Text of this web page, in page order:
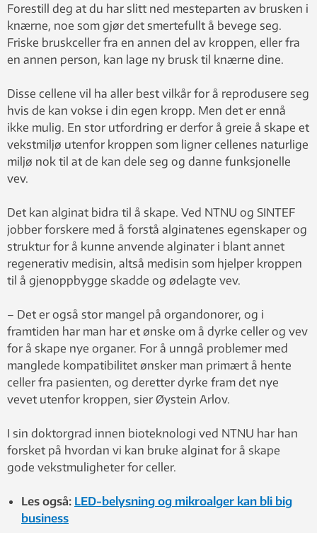
Forestill deg at du har slitt ned mesteparten av brusken i
knærne, noe som gjør det smertefullt å bevege seg.
Friske bruskceller fra en annen del av kroppen, eller fra
en annen person, kan lage ny brusk til knærne dine.
Disse cellene vil ha aller best vilkår for å reprodusere seg
hvis de kan vokse i din egen kropp. Men det er ennå
ikke mulig. En stor utfordring er derfor å greie å skape et
vekstmiljø utenfor kroppen som ligner cellenes naturlige
miljø nok til at de kan dele seg og danne funksjonelle
vev.
Det kan alginat bidra til å skape. Ved NTNU og SINTEF
jobber forskere med å forstå alginatenes egenskaper og
struktur for å kunne anvende alginater i blant annet
regenerativ medisin, altså medisin som hjelper kroppen
til å gjenoppbygge skadde og ødelagte vev.
– Det er også stor mangel på organdonorer, og i
framtiden har man har et ønske om å dyrke celler og vev
for å skape nye organer. For å unngå problemer med
manglede kompatibilitet ønsker man primært å hente
celler fra pasienten, og deretter dyrke fram det nye
vevet utenfor kroppen, sier Øystein Arlov.
I sin doktorgrad innen bioteknologi ved NTNU har han
forsket på hvordan vi kan bruke alginat for å skape
gode vekstmuligheter for celler.
Les også: LED-belysning og mikroalger kan bli big
business